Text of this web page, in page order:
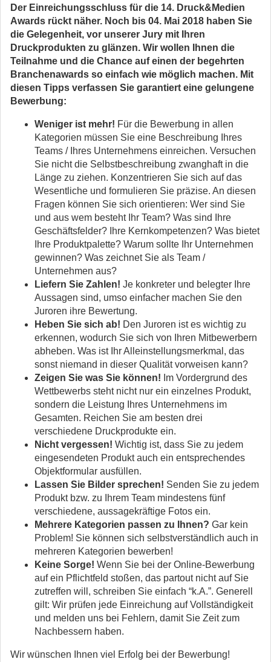
Der Einreichungsschluss für die 14. Druck&Medien
Awards rückt näher. Noch bis 04. Mai 2018 haben Sie
die Gelegenheit, vor unserer Jury mit Ihren
Druckprodukten zu glänzen. Wir wollen Ihnen die
Teilnahme und die Chance auf einen der begehrten
Branchenawards so einfach wie möglich machen. Mit
diesen Tipps verfassen Sie garantiert eine gelungene
Bewerbung:
Weniger ist mehr! Für die Bewerbung in allen
Kategorien müssen Sie eine Beschreibung Ihres
Teams / Ihres Unternehmens einreichen. Versuchen
Sie nicht die Selbstbeschreibung zwanghaft in die
Länge zu ziehen. Konzentrieren Sie sich auf das
Wesentliche und formulieren Sie präzise. An diesen
Fragen können Sie sich orientieren: Wer sind Sie
und aus wem besteht Ihr Team? Was sind Ihre
Geschäftsfelder? Ihre Kernkompetenzen? Was bietet
Ihre Produktpalette? Warum sollte Ihr Unternehmen
gewinnen? Was zeichnet Sie als Team /
Unternehmen aus?
Liefern Sie Zahlen! Je konkreter und belegter Ihre
Aussagen sind, umso einfacher machen Sie den
Juroren ihre Bewertung.
Heben Sie sich ab! Den Juroren ist es wichtig zu
erkennen, wodurch Sie sich von Ihren Mitbewerbern
abheben. Was ist Ihr Alleinstellungsmerkmal, das
sonst niemand in dieser Qualität vorweisen kann?
Zeigen Sie was Sie können! Im Vordergrund des
Wettbewerbs steht nicht nur ein einzelnes Produkt,
sondern die Leistung Ihres Unternehmens im
Gesamten. Reichen Sie am besten drei
verschiedene Druckprodukte ein.
Nicht vergessen! Wichtig ist, dass Sie zu jedem
eingesendeten Produkt auch ein entsprechendes
Objektformular ausfüllen.
Lassen Sie Bilder sprechen! Senden Sie zu jedem
Produkt bzw. zu Ihrem Team mindestens fünf
verschiedene, aussagekräftige Fotos ein.
Mehrere Kategorien passen zu Ihnen? Gar kein
Problem! Sie können sich selbstverständlich auch in
mehreren Kategorien bewerben!
Keine Sorge! Wenn Sie bei der Online-Bewerbung
auf ein Pflichtfeld stoßen, das partout nicht auf Sie
zutreffen will, schreiben Sie einfach “k.A.”. Generell
gilt: Wir prüfen jede Einreichung auf Vollständigkeit
und melden uns bei Fehlern, damit Sie Zeit zum
Nachbessern haben.
Wir wünschen Ihnen viel Erfolg bei der Bewerbung!